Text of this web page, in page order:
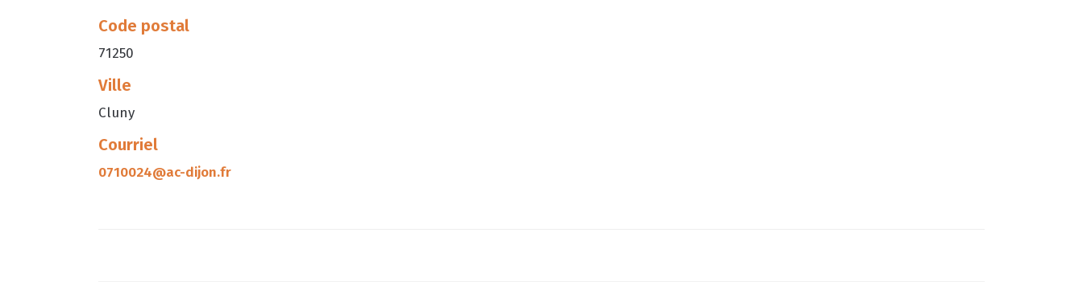
Code postal
71250
Ville
Cluny
Courriel
0710024@ac-dijon.fr